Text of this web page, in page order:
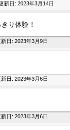
新日: 2023年3月14日
り体験！
日: 2023年3月9日
日: 2023年3月6日
日: 2023年3月6日